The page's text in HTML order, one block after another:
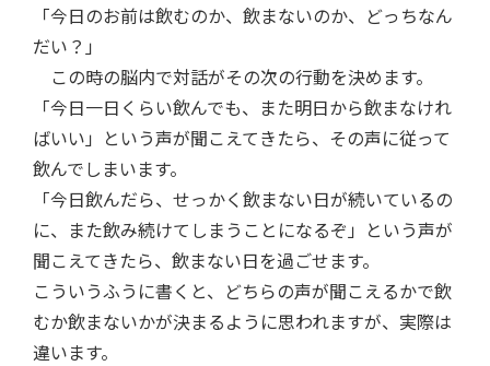
「今日のお前は飲むのか、飲まないのか、どっちなん
だい？」
この時の脳内で対話がその次の行動を決めます。
「今日一日くらい飲んでも、また明日から飲まなけれ
ばいい」という声が聞こえてきたら、その声に従って
飲んでしまいます。
「今日飲んだら、せっかく飲まない日が続いているの
に、また飲み続けてしまうことになるぞ」という声が
聞こえてきたら、飲まない日を過ごせます。
こういうふうに書くと、どちらの声が聞こえるかで飲
むか飲まないかが決まるように思われますが、実際は
違います。